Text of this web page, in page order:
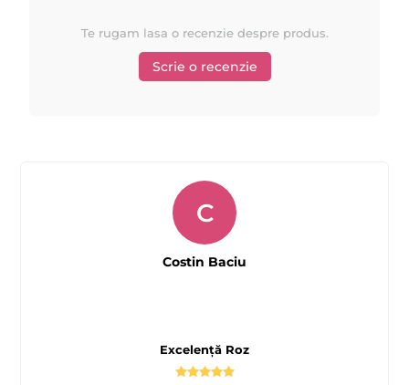
Te rugam lasa o recenzie despre produs.
Scrie o recenzie
Excelență Roz
C
Costin Baciu